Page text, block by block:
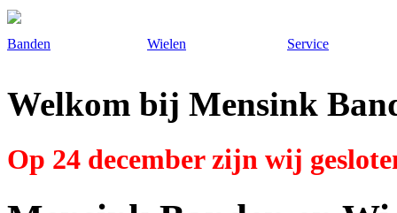
Banden Wielen Service
Welkom bij Mensink
Op 24 december zijn wij